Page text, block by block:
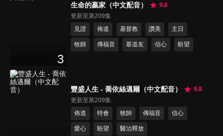
3
生命的贏家（中文配音）
9.8
更新至第209集
見證
佈道 基督教 讚美 主日
牧師 傳福音 慕道友 信心 盼望
豐盛人生 - 喬依絲邁爾（中文配音）
9.8
更新至第209集
佈道
特會 牧師 傳福音 信心
愛心 盼望 醫治釋放